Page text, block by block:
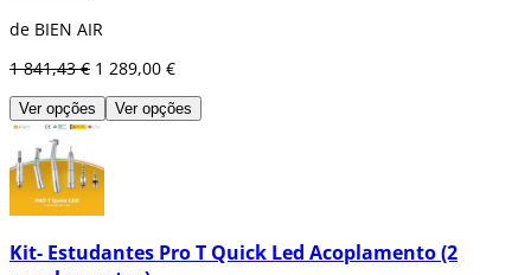
de BIEN AIR
1 841,43 € 1 289,00 €
Ver opções Ver opções
Kit- Estudantes Pro T Quick Led Acoplamento (2